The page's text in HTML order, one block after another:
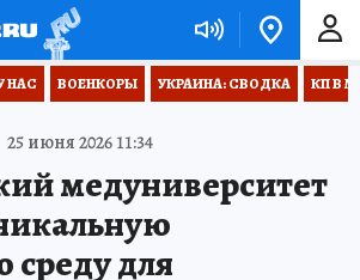
НАС ВОЕНКОРЫ УКРАИНА: СВОДКА КП В
25 июня 2026 11:34
медуниверситет
для